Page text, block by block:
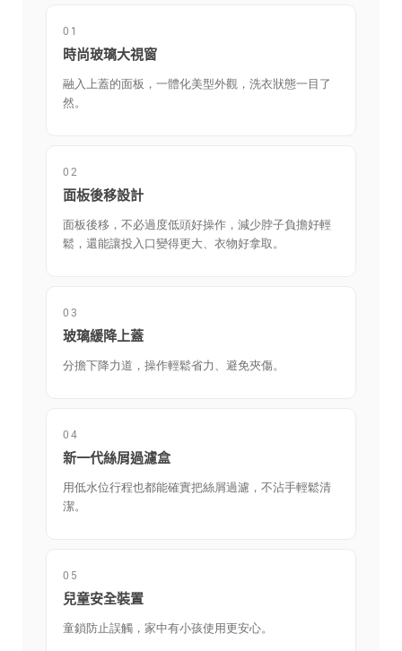
01
時尚玻璃大視窗
融入上蓋的面板，一體化美型外觀，洗衣狀態一目了
然。
02
面板後移設計
面板後移，不必過度低頭好操作，減少脖子負擔好輕
鬆，還能讓投入口變得更大、衣物好拿取。
03
玻璃緩降上蓋
分擔下降力道，操作輕鬆省力、避免夾傷。
04
新一代絲屑過濾盒
用低水位行程也都能確實把絲屑過濾，不沾手輕鬆清
潔。
05
兒童安全裝置
童鎖防止誤觸，家中有小孩使用更安心。